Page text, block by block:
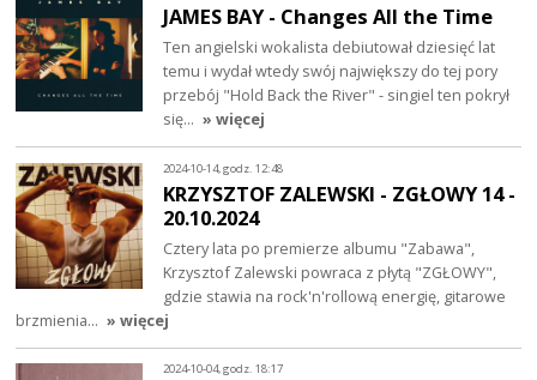
JAMES BAY - Changes All the Time
Ten angielski wokalista debiutował dziesięć lat
temu i wydał wtedy swój największy do tej pory
przebój "Hold Back the River" - singiel ten pokrył
się… » więcej
2024-10-14, godz. 12:48
KRZYSZTOF ZALEWSKI - ZGŁOWY 14 -
20.10.2024
Cztery lata po premierze albumu "Zabawa",
Krzysztof Zalewski powraca z płytą "ZGŁOWY",
gdzie stawia na rock'n'rollową energię, gitarowe
brzmienia… » więcej
2024-10-04, godz. 18:17